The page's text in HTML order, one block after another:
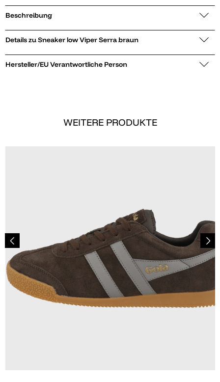
Beschreibung
Details zu Sneaker low Viper Serra braun
Hersteller/EU Verantwortliche Person
WEITERE PRODUKTE